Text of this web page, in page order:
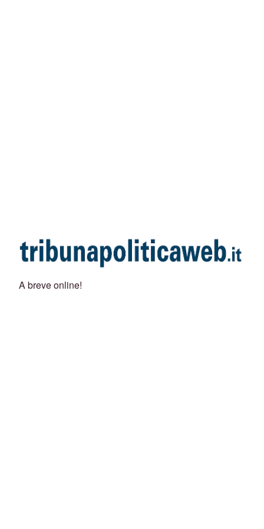
A breve online!